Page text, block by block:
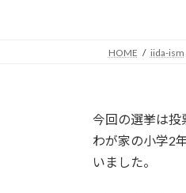
HOME iida-ism
今回の選挙は投
わが家の小学2
いました。